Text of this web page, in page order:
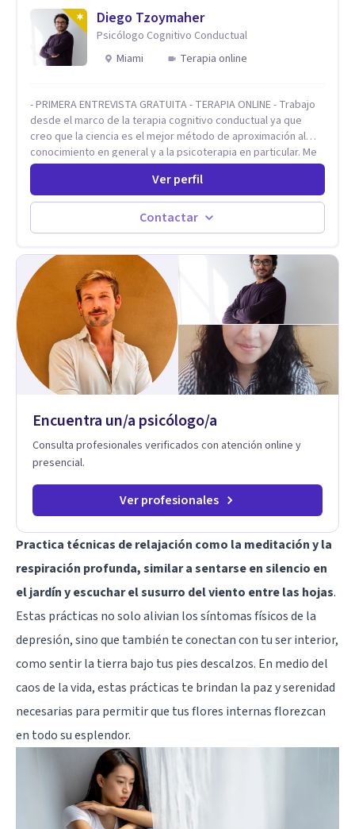
Psicología Analítica Junguiana. Mi abordaje también incorpora
perspectivas interculturales, ecopsicología y el trabajo
simbólico con el inconsciente, entendiendo que cada
proceso terapéutico es único y requiere una mirada
Diego Tzoymaher
Psicólogo Cognitivo Conductual
Miami
Terapia online
- PRIMERA ENTREVISTA GRATUITA - TERAPIA ONLINE - Trabajo
desde el marco de la terapia cognitivo conductual ya que
creo que la ciencia es el mejor método de aproximación al
conocimiento en general y a la psicoterapia en particular. Me
interesan los procesos de cambio conductual por los que una
persona pueda alcanzar sus objetivos, transitando,
aceptando y modificando sus patrones cognitivos y
emocionales. Abordo patologías específicas como trastornos
de ansiedad y del ánimo, y también crisis vitales y procesos
Ver perfil
Contactar
Encuentra un/a psicólogo/a
Consulta profesionales verificados con atención online y
presencial.
Ver profesionales
Practica técnicas de relajación como la meditación y la
respiración profunda, similar a sentarse en silencio en
el jardín y escuchar el susurro del viento entre las hojas.
Estas prácticas no solo alivian los síntomas físicos de la
depresión, sino que también te conectan con tu ser interior,
como sentir la tierra bajo tus pies descalzos. En medio del
caos de la vida, estas prácticas te brindan la paz y serenidad
necesarias para permitir que tus flores internas florezcan
en todo su esplendor.